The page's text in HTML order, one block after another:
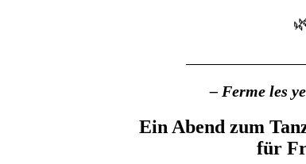
– Ferme les
Ein Abend zum
für